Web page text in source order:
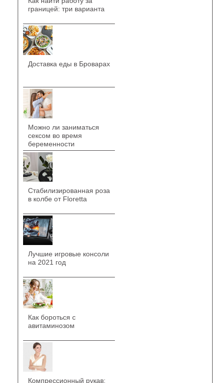
границей: три варианта
Доставка еды в Броварах
Можно ли заниматься
сексом во время
беременности
Стабилизированная роза
в колбе от Floretta
Лучшие игровые консоли
на 2021 год
Как бороться с
авитаминозом
Компрессионный рукав: